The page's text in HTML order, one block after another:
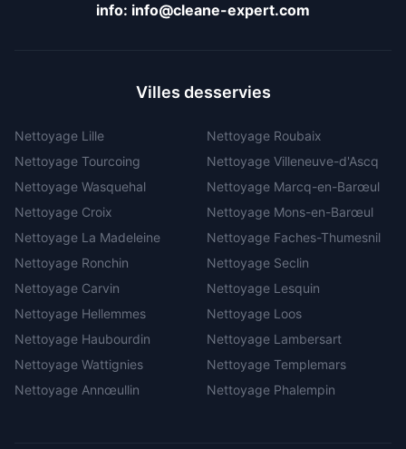
info: info@cleane-expert.com
Villes desservies
Nettoyage Lille Nettoyage Roubaix
Nettoyage Tourcoing Nettoyage Villeneuve-d'Ascq
Nettoyage Wasquehal Nettoyage Marcq-en-Barœul
Nettoyage Croix Nettoyage Mons-en-Barœul
Nettoyage La Madeleine Nettoyage Faches-Thumesnil
Nettoyage Ronchin Nettoyage Seclin
Nettoyage Carvin Nettoyage Lesquin
Nettoyage Hellemmes Nettoyage Loos
Nettoyage Haubourdin Nettoyage Lambersart
Nettoyage Wattignies Nettoyage Templemars
Nettoyage Annœullin Nettoyage Phalempin